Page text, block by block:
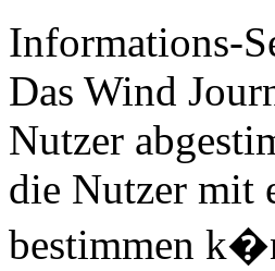
Informations-
Das Wind
Nutzer
die Nutzer mit
bestimmen